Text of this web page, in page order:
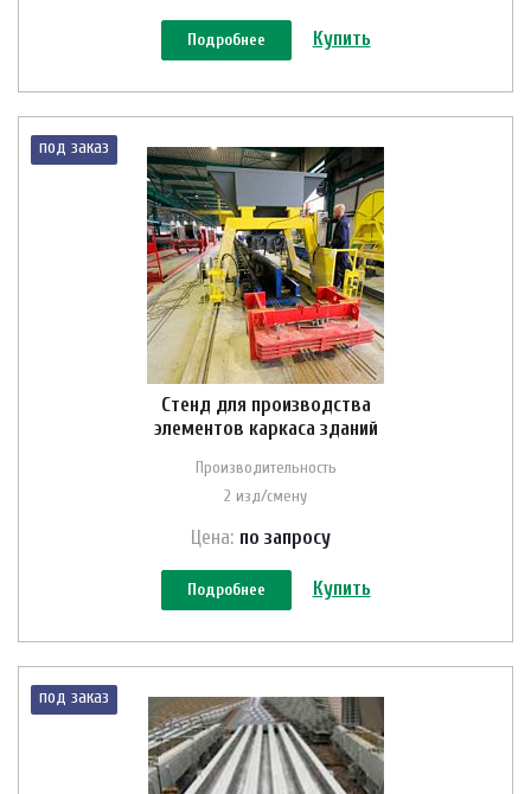
Подробнее Купить
под заказ
Стенд для производства
элементов каркаса зданий
Производительность
2 изд/смену
Цена: по запросу
Подробнее Купить
под заказ